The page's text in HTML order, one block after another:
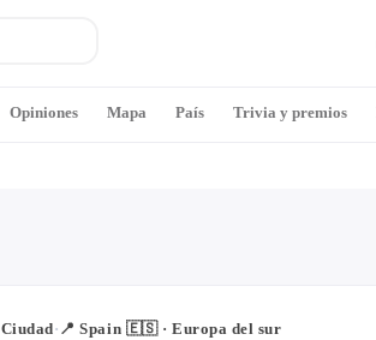
Ciudad· 📍Spain 🇪🇸· Europa del sur
Opiniones Mapa País Trivia y premios